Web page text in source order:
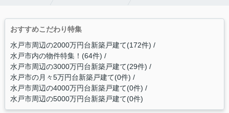
おすすめこだわり特集
水戸市周辺の2000万円台新築戸建て(172件)
水戸市内の物件特集！(64件)
水戸市周辺の3000万円台新築戸建て(29件)
水戸市の月々5万円台新築戸建て(0件)
水戸市周辺の4000万円台新築戸建て(0件)
水戸市周辺の5000万円台新築戸建て(0件)